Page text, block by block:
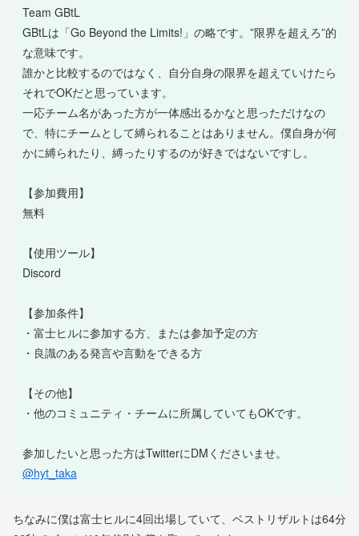
Team GBtL
GBtLは「Go Beyond the Limits!」の略です。”限界を超えろ”的
な意味です。
誰かと比較するのではなく、自分自身の限界を超えていけたら
それでOKだと思っています。
一応チーム名があった方が一体感出るかなと思っただけなの
で、特にチームとして縛られることはありません。僕自身が何
かに縛られたり、縛ったりするのが好きではないですし。
【参加費用】
無料
【使用ツール】
Discord
【参加条件】
・富士ヒルに参加する方、または参加予定の方
・良識のある発言や言動をできる方
【その他】
・他のコミュニティ・チームに所属していてもOKです。
参加したいと思った方はTwitterにDMくださいませ。
@hyt_taka
ちなみに僕は富士ヒルに4回出場していて、ベストリザルトは64分